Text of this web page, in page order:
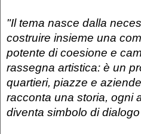
"Il tema nasce dalla
costruire insieme una
potente di coesione e
rassegna artistica: è un
quartieri, piazze e
racconta una storia, ogni
diventa simbolo di